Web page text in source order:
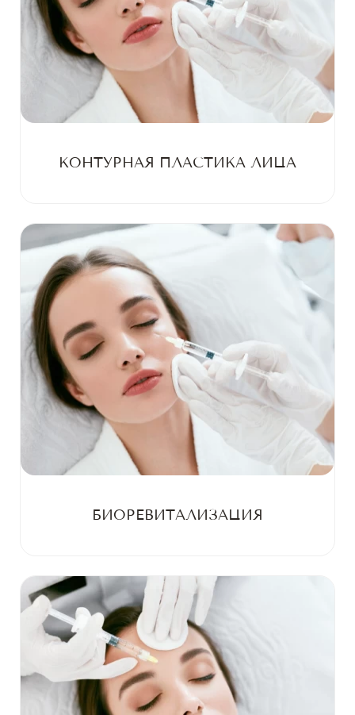
КОНТУРНАЯ ПЛАСТИКА ЛИЦА
БИОРЕВИТАЛИЗАЦИЯ